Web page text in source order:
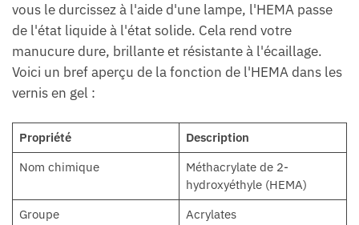
vous le durcissez à l'aide d'une lampe, l'HEMA passe
de l'état liquide à l'état solide. Cela rend votre
manucure dure, brillante et résistante à l'écaillage.
Voici un bref aperçu de la fonction de l'HEMA dans les
vernis en gel :
Propriété
Description
Nom chimique
Méthacrylate de 2-
hydroxyéthyle (HEMA)
Groupe
Acrylates